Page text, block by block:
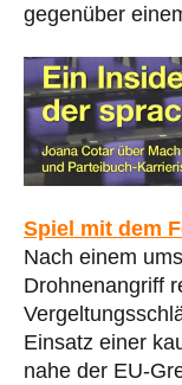
gegenüber
Spiel mit dem
Nach einem
Drohnenangriff
Einsatz einer
nahe der EU-